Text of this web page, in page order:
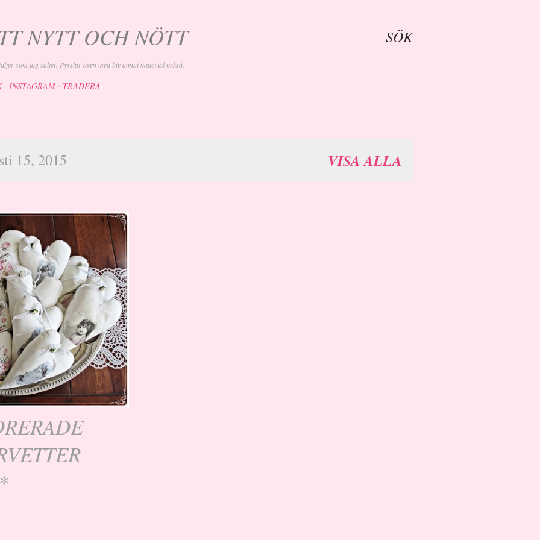
SÖK
NYTT OCH NÖTT
som jag säljer. Pysslar även med lite annat material också.
INSTAGRAM TRADERA
15, 2015 VISA ALLA